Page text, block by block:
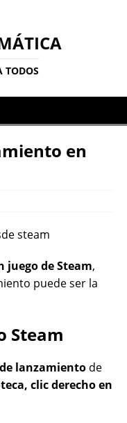
TODOS
en
juego de Steam,
puede ser la
Steam
lanzamiento de
clic derecho en